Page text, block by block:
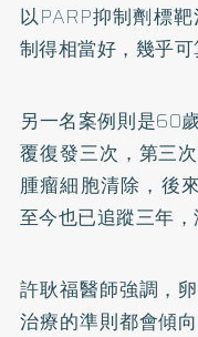
以PARP抑制劑標
制得相當好，幾乎可
另一名案例則是60
覆復發三次，第三
腫瘤細胞清除，後
至今也已追蹤三年，
許耿福醫師強調，
治療的準則都會傾